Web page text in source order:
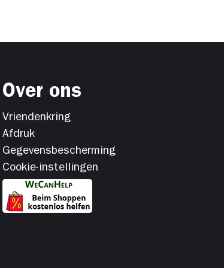
Over ons
Vriendenkring
Afdruk
Gegevensbescherming
Cookie-instellingen